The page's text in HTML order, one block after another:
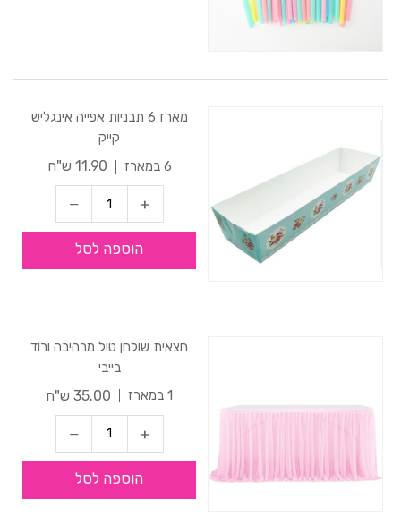
מארז 6 תבניות אפייה אינגליש
קייק
6 במארז
11.90 ש"ח
הוספה לסל
חצאית שולחן טול מרהיבה ורוד
בייבי
1 במארז
35.00 ש"ח
הוספה לסל